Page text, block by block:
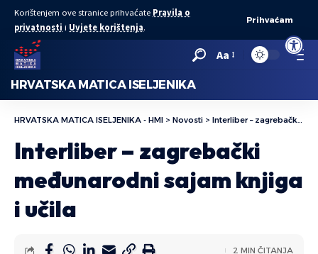
Open
Korištenjem ove stranice prihvaćate Pravila o
privatnosti i Uvjete korištenja.
Prihvaćam
Aa
HRVATSKA MATICA ISELJENIKA
HRVATSKA MATICA ISELJENIKA - HMI > Novosti > Interliber – zagrebački međunarodni sajam knjiga i učila
Interliber – zagrebački
međunarodni sajam knjiga
i učila
2 MIN ČITANJA